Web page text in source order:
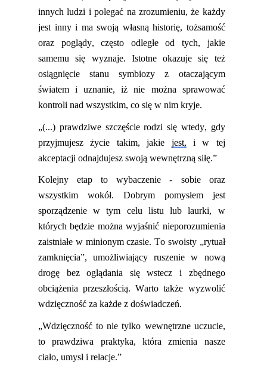
innych ludzi i polegać na zrozumieniu, że każdy
jest inny i ma swoją własną historię, tożsamość
oraz poglądy, często odległe od tych, jakie
samemu się wyznaje. Istotne okazuje się też
osiągnięcie stanu symbiozy z otaczającym
światem i uznanie,iż nie można sprawować
kontroli nad wszystkim, co się w nim kryje.
„(...) prawdziwe szczęście rodzi się wtedy, gdy
przyjmujesz życie takim, jakie jest, i w tej
akceptacji odnajdujesz swoją wewnętrzną siłę.”
Kolejny etapto wybaczenie - sobie oraz
wszystkim wokół. Dobrym pomysłem jest
sporządzenie w tym celu listu lub laurki, w
których będzie można wyjaśnić nieporozumienia
zaistniałe w minionym czasie. To swoisty „rytuał
zamknięcia”, umożliwiający ruszenie w nową
drogę bez oglądania się wstecz i zbędnego
obciążenia przeszłością. Warto także wyzwolić
wdzięczność za każde z doświadczeń.
„Wdzięczność to nie tylko wewnętrzne uczucie,
to prawdziwa praktyka, która zmienia nasze
ciało, umysł i relacje.”